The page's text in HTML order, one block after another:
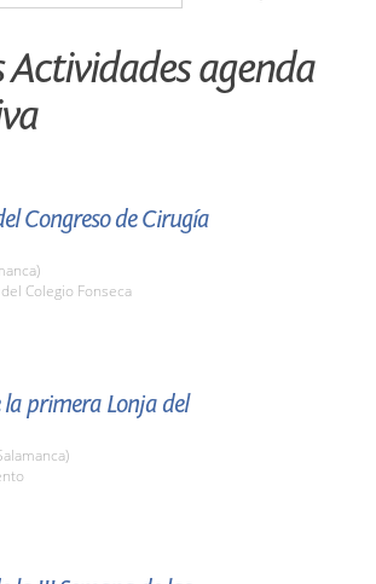
agenda
Congreso de Cirugía
Colegio Fonseca
la primera Lonja del